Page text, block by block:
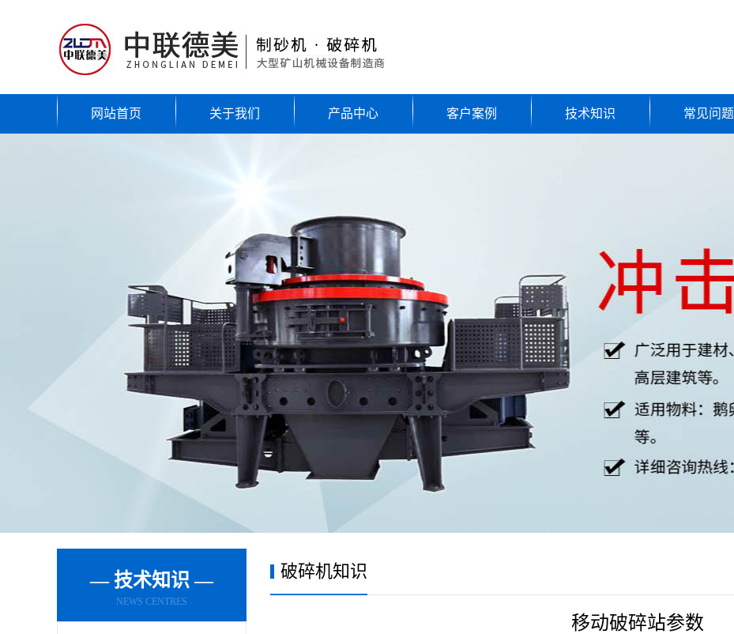
网站首页 关于我们 产品中心 客户案例 技术知识 常见问题
— 技术知识 —
NEWS CENTRES
破碎机知识
移动破碎站参数